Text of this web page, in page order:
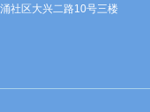
社区大兴二路10号三楼